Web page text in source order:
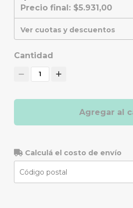
Precio final: $5.931,00
Ver cuotas y descuentos
Cantidad
1
Agregar al
Calculá el costo de envío